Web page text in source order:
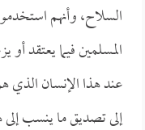
السلاح، وأنهم
المسلمين فيما يعتقد
عند هذا الإنسان الذي
إلى تصديق ما ينسب إلى